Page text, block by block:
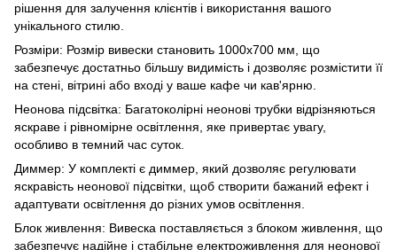
рішення для залучення клієнтів і використання вашого
унікального стилю.
Розміри: Розмір вивески становить 1000x700 мм, що
забезпечує достатньо більшу видимість і дозволяє розмістити її
на стені, вітрині або вході у ваше кафе чи кав'ярню.
Неонова підсвітка: Багатоколірні неонові трубки відрізняються
яскраве і рівномірне освітлення, яке привертає увагу,
особливо в темний час суток.
Диммер: У комплекті є диммер, який дозволяє регулювати
яскравість неонової підсвітки, щоб створити бажаний ефект і
адаптувати освітлення до різних умов освітлення.
Блок живлення: Вивеска поставляється з блоком живлення, що
забезпечує надійне і стабільне електроживлення для неонової